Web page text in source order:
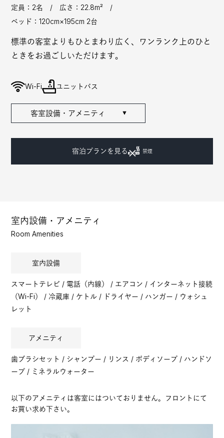
定員：2名 / 広さ：22.8m² /
ベッド：120cm×195cm 2台
標準の客室よりもひとまわり広く、ワンランク上のひと
ときをお過ごしいただけます。
Wi-Fi ユニットバス
客室設備・アメニティ ▼
宿泊プランを見る 禁煙
室内設備・アメニティ
Room Amenities
室内設備
スマートテレビ / 電話（内線） / エアコン / インターネット接続
（Wi-Fi） / 冷蔵庫 / ケトル / ドライヤー / ハンガー / ウォシュ
レット
アメニティ
歯ブラシセット / シャンプー / リンス / ボディソープ / ハンドソ
ープ / ミネラルウォーター
以下のアメニティは客室にはついておりません。フロントにて
お買い求め下さい。